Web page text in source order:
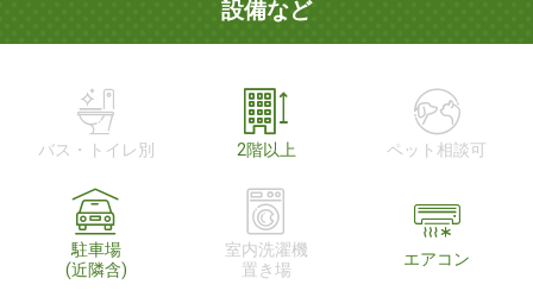
設備など
バス・トイレ別 2階以上 ペット相談可
駐車場
(近隣含)
室内洗濯機
置き場
エアコン